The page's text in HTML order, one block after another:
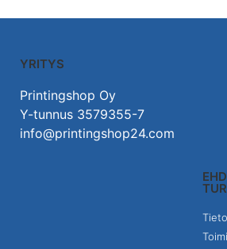
YRITYS
Printingshop Oy
Y-tunnus 3579355-7
info@printingshop24.com